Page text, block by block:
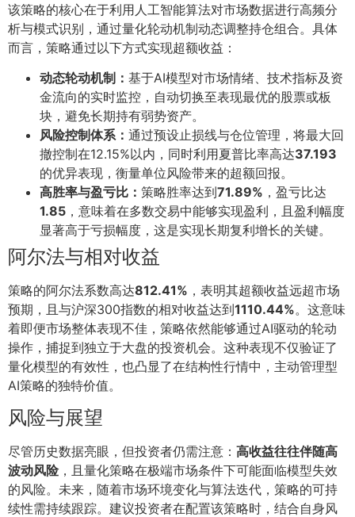
该策略的核心在于利用人工智能算法对市场数据进行高频分
析与模式识别，通过量化轮动机制动态调整持仓组合。具体
而言，策略通过以下方式实现超额收益：
动态轮动机制： 基于AI模型对市场情绪、技术指标及资
金流向的实时监控，自动切换至表现最优的股票或板
块，避免长期持有弱势资产。
风险控制体系： 通过预设止损线与仓位管理，将最大回
撤控制在12.15%以内，同时利用夏普比率高达37.193
的优异表现，衡量单位风险带来的超额回报。
高胜率与盈亏比： 策略胜率达到71.89% ，盈亏比达
1.85 ，意味着在多数交易中能够实现盈利，且盈利幅度
显著高于亏损幅度，这是实现长期复利增长的关键。
阿尔法与相对收益
策略的阿尔法系数高达812.41% ，表明其超额收益远超市场
预期，且与沪深300指数的相对收益达到1110.44%。这意味
着即便市场整体表现不佳，策略依然能够通过AI驱动的轮动
操作，捕捉到独立于大盘的投资机会。这种表现不仅验证了
量化模型的有效性，也凸显了在结构性行情中，主动管理型
AI策略的独特价值。
风险与展望
尽管历史数据亮眼，但投资者仍需注意： 高收益往往伴随高
波动风险，且量化策略在极端市场条件下可能面临模型失效
的风险。未来，随着市场环境变化与算法迭代，策略的可持
续性需持续跟踪。建议投资者在配置该策略时，结合自身风